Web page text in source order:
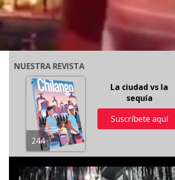
NUESTRA REVISTA
244
La ciudad vs la
sequía
Suscríbete aquí